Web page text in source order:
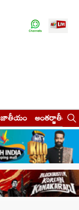
జాతీయం అంతర్జాతీయం